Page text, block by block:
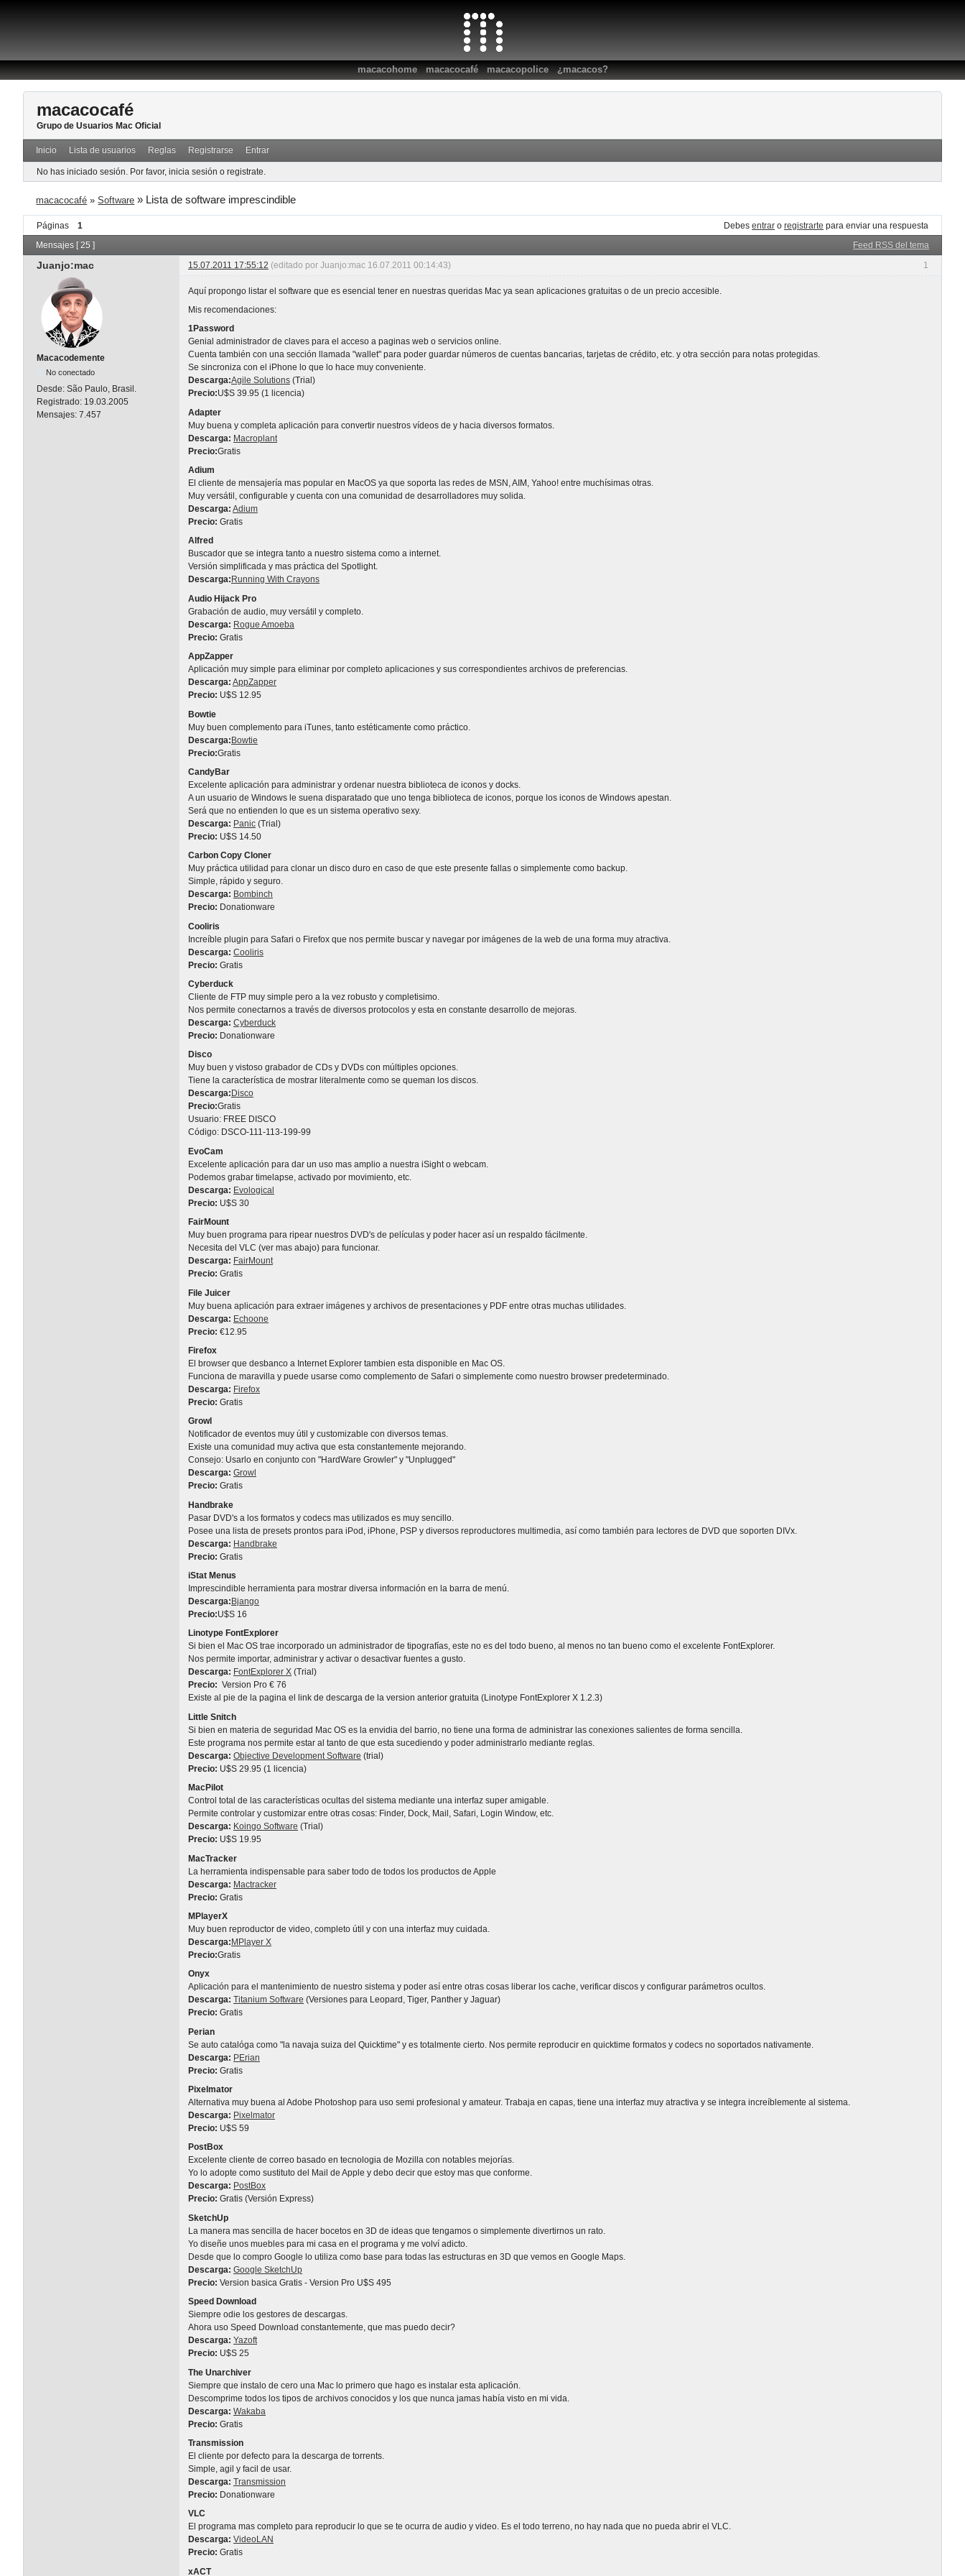
macacohome:macacocafé:macacopolice:¿macacos?
macacocafé
Grupo de Usuarios Mac Oficial
Inicio Lista de usuarios Reglas Registrarse Entrar
No has iniciado sesión. Por favor, inicia sesión o registrate.
macacocafé »Software » Lista de software imprescindible
Páginas 1 Debes entrar o registrarte para enviar una respuesta
Feed RSS del tema
Mensajes [ 25 ]
1
Juanjo:mac 15.07.2011 17:55:12 (editado por Juanjo:mac 16.07.2011 00:14:43)
Macacodemente
No conectado
Desde: São Paulo, Brasil.
Registrado: 19.03.2005
Mensajes: 7.457
Aquí propongo listar el software que es esencial tener en nuestras queridas Mac ya sean aplicaciones gratuitas o de un precio accesible.
Mis recomendaciones:
1Password
Genial administrador de claves para el acceso a paginas web o servicios online.
Cuenta también con una sección llamada "wallet" para poder guardar números de cuentas bancarias, tarjetas de crédito, etc. y otra sección para notas protegidas.
Se sincroniza con el iPhone lo que lo hace muy conveniente.
Descarga:Agile Solutions (Trial)
Precio:U$S 39.95 (1 licencia)
Adapter
Muy buena y completa aplicación para convertir nuestros vídeos de y hacia diversos formatos.
Descarga: Macroplant
Precio:Gratis
Adium
El cliente de mensajería mas popular en MacOS ya que soporta las redes de MSN, AIM, Yahoo! entre muchísimas otras.
Muy versátil, configurable y cuenta con una comunidad de desarrolladores muy solida.
Descarga: Adium
Precio: Gratis
Alfred
Buscador que se integra tanto a nuestro sistema como a internet.
Versión simplificada y mas práctica del Spotlight.
Descarga: Running With Crayons
Audio Hijack Pro
Grabación de audio, muy versátil y completo.
Descarga: Rogue Amoeba
Precio: Gratis
AppZapper
Aplicación muy simple para eliminar por completo aplicaciones y sus correspondientes archivos de preferencias.
Descarga: AppZapper
Precio: U$S 12.95
Bowtie
Muy buen complemento para iTunes, tanto estéticamente como práctico.
Descarga:Bowtie
Precio:Gratis
CandyBar
Excelente aplicación para administrar y ordenar nuestra biblioteca de iconos y docks.
A un usuario de Windows le suena disparatado que uno tenga biblioteca de iconos, porque los iconos de Windows apestan.
Será que no entienden lo que es un sistema operativo sexy.
Descarga: Panic (Trial)
Precio: U$S 14.50
Carbon Copy Cloner
Muy práctica utilidad para clonar un disco duro en caso de que este presente fallas o simplemente como backup.
Simple, rápido y seguro.
Descarga: Bombinch
Precio: Donationware
Cooliris
Increíble plugin para Safari o Firefox que nos permite buscar y navegar por imágenes de la web de una forma muy atractiva.
Descarga: Cooliris
Precio: Gratis
Cyberduck
Cliente de FTP muy simple pero a la vez robusto y completisimo.
Nos permite conectarnos a través de diversos protocolos y esta en constante desarrollo de mejoras.
Descarga: Cyberduck
Precio: Donationware
Disco
Muy buen y vistoso grabador de CDs y DVDs con múltiples opciones.
Tiene la característica de mostrar literalmente como se queman los discos.
Descarga: Disco
Precio:Gratis
Usuario: FREE DISCO
Código: DSCO-111-113-199-99
EvoCam
Excelente aplicación para dar un uso mas amplio a nuestra iSight o webcam.
Podemos grabar timelapse, activado por movimiento, etc.
Descarga: Evological
Precio: U$S 30
FairMount
Muy buen programa para ripear nuestros DVD's de películas y poder hacer así un respaldo fácilmente.
Necesita del VLC (ver mas abajo) para funcionar.
Descarga: FairMount
Precio: Gratis
File Juicer
Muy buena aplicación para extraer imágenes y archivos de presentaciones y PDF entre otras muchas utilidades.
Descarga: Echoone
Precio: €12.95
Firefox
El browser que desbanco a Internet Explorer tambien esta disponible en Mac OS.
Funciona de maravilla y puede usarse como complemento de Safari o simplemente como nuestro browser predeterminado.
Descarga: Firefox
Precio: Gratis
Growl
Notificador de eventos muy útil y customizable con diversos temas.
Existe una comunidad muy activa que esta constantemente mejorando.
Consejo: Usarlo en conjunto con "HardWare Growler" y "Unplugged"
Descarga: Growl
Precio: Gratis
Handbrake
Pasar DVD's a los formatos y codecs mas utilizados es muy sencillo.
Posee una lista de presets prontos para iPod, iPhone, PSP y diversos reproductores multimedia, así como también para lectores de DVD que soporten DIVx.
Descarga: Handbrake
Precio: Gratis
iStat Menus
Imprescindible herramienta para mostrar diversa información en la barra de menú.
Descarga: Bjango
Precio:U$S 16
Linotype FontExplorer
Si bien el Mac OS trae incorporado un administrador de tipografías, este no es del todo bueno, al menos no tan bueno como el excelente FontExplorer.
Nos permite importar, administrar y activar o desactivar fuentes a gusto.
Descarga: FontExplorer X (Trial)
Precio: Version Pro € 76
Existe al pie de la pagina el link de descarga de la version anterior gratuita (Linotype FontExplorer X 1.2.3)
Little Snitch
Si bien en materia de seguridad Mac OS es la envidia del barrio, no tiene una forma de administrar las conexiones salientes de forma sencilla.
Este programa nos permite estar al tanto de que esta sucediendo y poder administrarlo mediante reglas.
Descarga: Objective Development Software (trial)
Precio: U$S 29.95 (1 licencia)
MacPilot
Control total de las características ocultas del sistema mediante una interfaz super amigable.
Permite controlar y customizar entre otras cosas: Finder, Dock, Mail, Safari, Login Window, etc.
Descarga: Koingo Software (Trial)
Precio: U$S 19.95
MacTracker
La herramienta indispensable para saber todo de todos los productos de Apple
Descarga: Mactracker
Precio: Gratis
MPlayerX
Muy buen reproductor de video, completo útil y con una interfaz muy cuidada.
Descarga: MPlayer X
Precio:Gratis
Onyx
Aplicación para el mantenimiento de nuestro sistema y poder así entre otras cosas liberar los cache, verificar discos y configurar parámetros ocultos.
Descarga: Titanium Software (Versiones para Leopard, Tiger, Panther y Jaguar)
Precio: Gratis
Perian
Se auto catalóga como "la navaja suiza del Quicktime" y es totalmente cierto. Nos permite reproducir en quicktime formatos y codecs no soportados nativamente.
Descarga: PErian
Precio: Gratis
Pixelmator
Alternativa muy buena al Adobe Photoshop para uso semi profesional y amateur. Trabaja en capas, tiene una interfaz muy atractiva y se integra increíblemente al sistema.
Descarga: Pixelmator
Precio: U$S 59
PostBox
Excelente cliente de correo basado en tecnologia de Mozilla con notables mejorías.
Yo lo adopte como sustituto del Mail de Apple y debo decir que estoy mas que conforme.
Descarga: PostBox
Precio: Gratis (Versión Express)
SketchUp
La manera mas sencilla de hacer bocetos en 3D de ideas que tengamos o simplemente divertirnos un rato.
Yo diseñe unos muebles para mi casa en el programa y me volví adicto.
Desde que lo compro Google lo utiliza como base para todas las estructuras en 3D que vemos en Google Maps.
Descarga: Google SketchUp
Precio: Version basica Gratis - Version Pro U$S 495
Speed Download
Siempre odie los gestores de descargas.
Ahora uso Speed Download constantemente, que mas puedo decir?
Descarga: Yazoft
Precio: U$S 25
The Unarchiver
Siempre que instalo de cero una Mac lo primero que hago es instalar esta aplicación.
Descomprime todos los tipos de archivos conocidos y los que nunca jamas había visto en mi vida.
Descarga: Wakaba
Precio: Gratis
Transmission
El cliente por defecto para la descarga de torrents.
Simple, agil y facil de usar.
Descarga: Transmission
Precio: Donationware
VLC
El programa mas completo para reproducir lo que se te ocurra de audio y video. Es el todo terreno, no hay nada que no pueda abrir el VLC.
Descarga: VideoLAN
Precio: Gratis
xACT